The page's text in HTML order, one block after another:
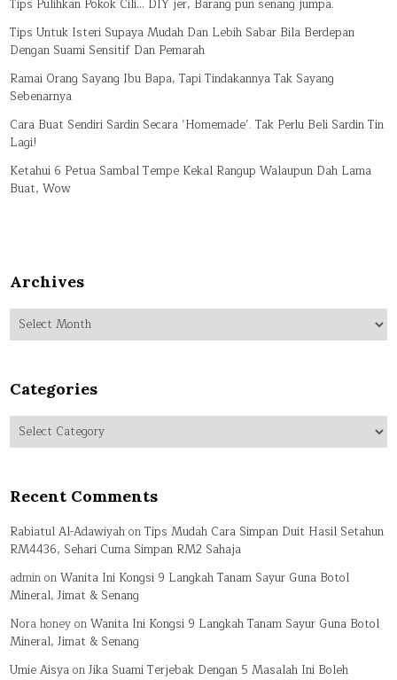
Tips Pulihkan Pokok Cili… DIY jer, Barang pun senang jumpa.
Tips Untuk Isteri Supaya Mudah Dan Lebih Sabar Bila Berdepan
Dengan Suami Sensitif Dan Pemarah
Ramai Orang Sayang Ibu Bapa, Tapi Tindakannya Tak Sayang
Sebenarnya
Cara Buat Sendiri Sardin Secara ‘Homemade’. Tak Perlu Beli Sardin Tin
Lagi!
Ketahui 6 Petua Sambal Tempe Kekal Rangup Walaupun Dah Lama
Buat, Wow
Archives
Archives
Categories
Categories
Recent Comments
Rabiatul Al-AdawiyahonTips Mudah Cara Simpan Duit Hasil Setahun
RM4436, Sehari Cuma Simpan RM2 Sahaja
adminonWanita Ini Kongsi 9 Langkah Tanam Sayur Guna Botol
Mineral, Jimat & Senang
Nora honeyonWanita Ini Kongsi 9 Langkah Tanam Sayur Guna Botol
Mineral, Jimat & Senang
Umie AisyaonJika Suami Terjebak Dengan 5 Masalah Ini Boleh